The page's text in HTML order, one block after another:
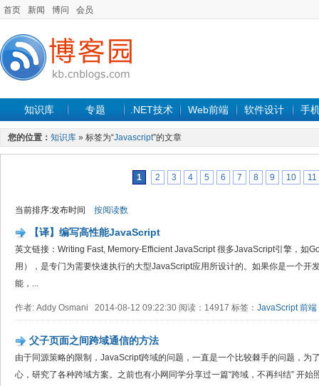
首页 新闻 博问 会员
知识库 专题 .NET技术 Web前端 软件设计 手
您的位置： 知识库 » 标签为“Javascript”的文章
1 2 3 4 5 6 7 8 9 10 11
当前排序:发布时间 按阅读数
【译】编写高性能JavaScript
英文链接：Writing Fast, Memory-Efficient JavaScript 很多JavaScript引擎，如
用），是专门为需要快速执行的大型JavaScript应用所设计的。如果你是一个开
能，...
作者: Addy Osmani 2014-08-12 09:22:30 阅读：14917 标签： JavaScript 前端
父子页面之间跨域通信的方法
由于同源策略的限制，JavaScript跨域的问题，一直是一个比较棘手的问题，为
心，研究了各种跨域方案。之前也有小网同学分享过一篇“跨域，不再纠结” 开